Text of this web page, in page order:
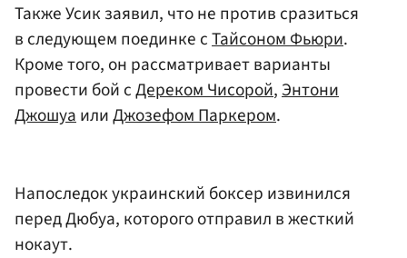
Также Усик заявил, что не против сразиться
в следующем поединке сТайсоном Фьюри.
Кроме того, он рассматривает варианты
провести бой сДереком Чисорой,Энтони
ДжошуаилиДжозефом Паркером.
Напоследок украинский боксер извинился
перед Дюбуа, которого отправил в жесткий
нокаут.